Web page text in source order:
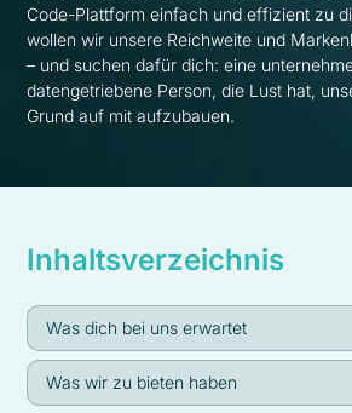
Code-Plattform einfach und effizient zu
wollen wir unsere Reichweite und
– und suchen dafür dich: eine
datengetriebene Person, die Lust hat,
Grund auf mit aufzubauen.
Inhaltsverzeichnis
Was dich bei uns erwartet
Was wir zu bieten haben